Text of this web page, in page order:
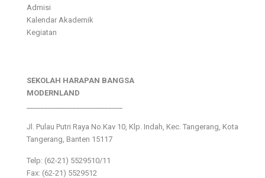
Admisi
Kalendar Akademik
Kegiatan
SEKOLAH HARAPAN BANGSA
MODERNLAND
Jl. Pulau Putri Raya No.Kav 10, Klp. Indah, Kec. Tangerang, Kota
Tangerang, Banten 15117
Telp: (62-21) 5529510/11
Fax: (62-21) 5529512